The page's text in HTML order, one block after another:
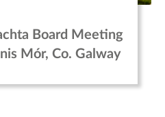
Board Meeting
Mór, Co. Galway